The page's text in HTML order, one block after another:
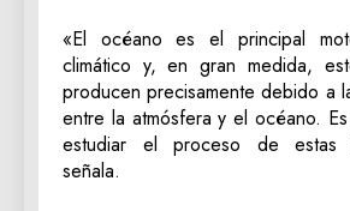
«El océano es el principal
climático y, en gran medida,
producen precisamente debido a
entre la atmósfera y el océano.
estudiar el proceso de estas
señala.